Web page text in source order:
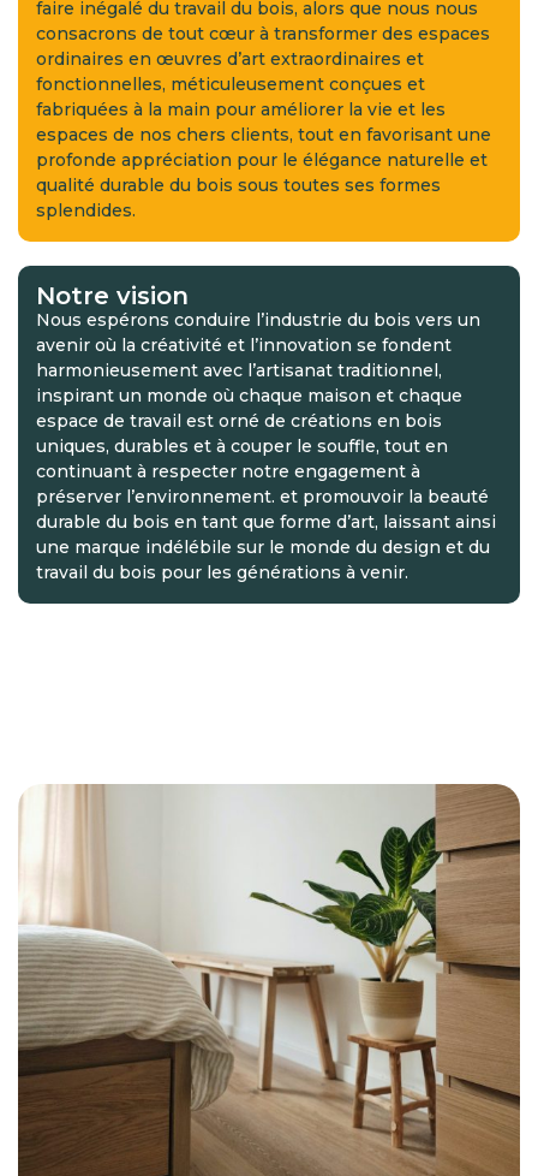
faire inégalé du travail du bois, alors que nous nous
consacrons de tout cœur à transformer des espaces
ordinaires en œuvres d’art extraordinaires et
fonctionnelles, méticuleusement conçues et
fabriquées à la main pour améliorer la vie et les
espaces de nos chers clients, tout en favorisant une
profonde appréciation pour le élégance naturelle et
qualité durable du bois sous toutes ses formes
splendides.
Notre vision
Nous espérons conduire l’industrie du bois vers un
avenir où la créativité et l’innovation se fondent
harmonieusement avec l’artisanat traditionnel,
inspirant un monde où chaque maison et chaque
espace de travail est orné de créations en bois
uniques, durables et à couper le souffle, tout en
continuant à respecter notre engagement à
préserver l’environnement. et promouvoir la beauté
durable du bois en tant que forme d’art, laissant ainsi
une marque indélébile sur le monde du design et du
travail du bois pour les générations à venir.